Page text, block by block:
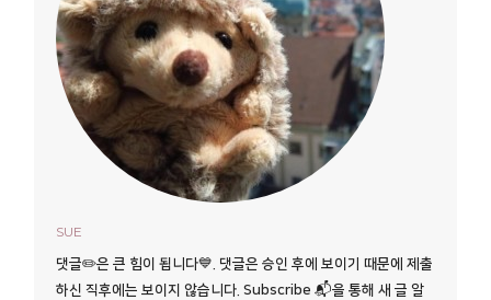
SUE
댓글✏️은 큰 힘이 됩니다💙. 댓글은 승인 후에 보이기 때문에 제출
하신 직후에는 보이지 않습니다. Subscribe 📬을 통해 새 글 알